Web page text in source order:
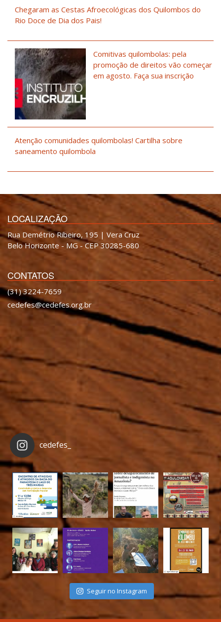
Chegaram as Cestas Afroecológicas dos Quilombos do
Rio Doce de Dia dos Pais!
Comitivas quilombolas: pela
promoção de direitos vão começar
em agosto. Faça sua inscrição
Atenção comunidades quilombolas! Cartilha sobre
saneamento quilombola
LOCALIZAÇÃO
Rua Demétrio Ribeiro, 195 | Vera Cruz
Belo Horizonte - MG - CEP 30285-680
CONTATOS
(31) 3224-7659
cedefes@cedefes.org.br
cedefes_
Seguir no Instagram